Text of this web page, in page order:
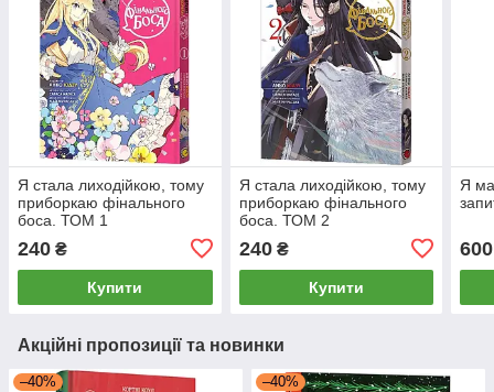
Я стала лиходійкою, тому
приборкаю фінального
боса. ТОМ 1
240 ₴
Купити
Я стала лиходійкою, тому
приборкаю фінального
боса. ТОМ 2
240₴
Купити
Я
600
Акційні пропозиції та новинки
–40% –40%